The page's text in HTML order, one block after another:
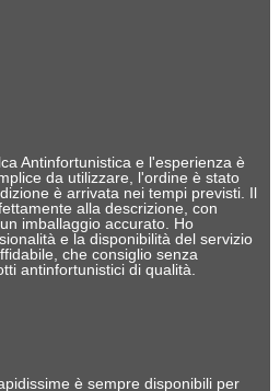
Antinfortunistica e l'esperienza è
da utilizzare, l'ordine è stato
è arrivata nei tempi previsti. Il
alla descrizione, con
imballaggio accurato. Ho
e la disponibilità del servizio
che consiglio senza
antinfortunistici di qualità.
è sempre disponibili per